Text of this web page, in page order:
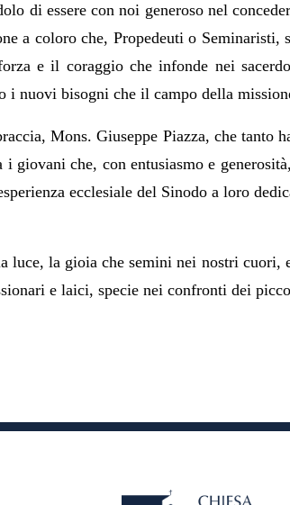
di essere con noi generoso nel
a coloro che, Propedeuti o
e il coraggio che infonde nei
i nuovi bisogni che il campo della
Mons. Giuseppe Piazza, che tanto
giovani che, con entusiasmo e
ecclesiale del Sinodo a loro
luce, la gioia che semini nei nostri
e laici, specie nei confronti dei